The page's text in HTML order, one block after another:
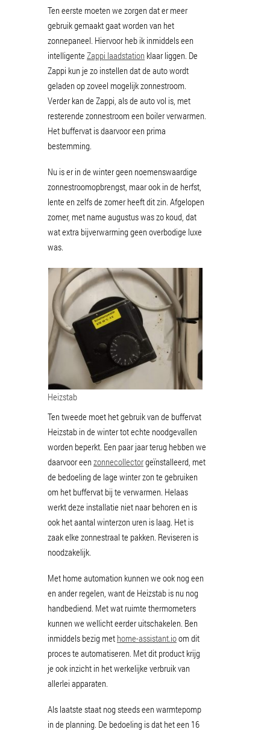
Ten eerste moeten we zorgen dat er meer
gebruik gemaakt gaat worden van het
zonnepaneel. Hiervoor heb ik inmiddels een
intelligente Zappi laadstation klaar liggen. De
Zappi kun je zo instellen dat de auto wordt
geladen op zoveel mogelijk zonnestroom.
Verder kan de Zappi, als de auto vol is, met
resterende zonnestroom een boiler verwarmen.
Het buffervat is daarvoor een prima
bestemming.
Nu is er in de winter geen noemenswaardige
zonnestroomopbrengst, maar ook in de herfst,
lente en zelfs de zomer heeft dit zin. Afgelopen
zomer, met name augustus was zo koud, dat
wat extra bijverwarming geen overbodige luxe
was.
Heizstab
Ten tweede moet het gebruik van de buffervat
Heizstab in de winter tot echte noodgevallen
worden beperkt. Een paar jaar terug hebben we
daarvoor eenzonnecollectorgeïnstalleerd, met
de bedoeling de lage winter zon te gebruiken
om het buffervat bij te verwarmen. Helaas
werkt deze installatie niet naar behoren en is
ook het aantal winterzon uren is laag. Het is
zaak elke zonnestraal te pakken. Reviseren is
noodzakelijk.
Met home automation kunnen we ook nog een
en ander regelen, want de Heizstab is nu nog
handbediend. Met wat ruimte thermometers
kunnen we wellicht eerder uitschakelen. Ben
inmiddels bezig met home-assistant.ioom dit
proces te automatiseren. Met dit product krijg
je ook inzicht in het werkelijke verbruik van
allerlei apparaten.
Als laatste staat nog steeds een warmtepomp
in de planning. De bedoeling is dat het een 16